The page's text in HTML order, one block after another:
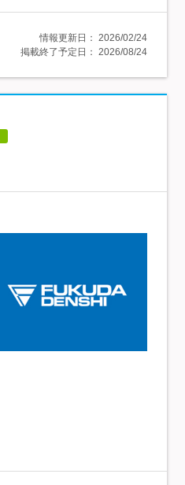
情報更新日： 2026/02/24
掲載終了予定日： 2026/08/24